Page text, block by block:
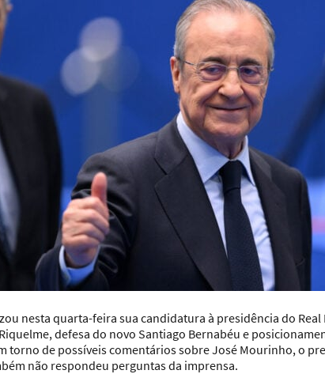
nesta quarta-feira sua candidatura à presidência do
defesa do novo Santiago Bernabéu e
torno de possíveis comentários sobre José Mourinho, o
não respondeu perguntas da imprensa.